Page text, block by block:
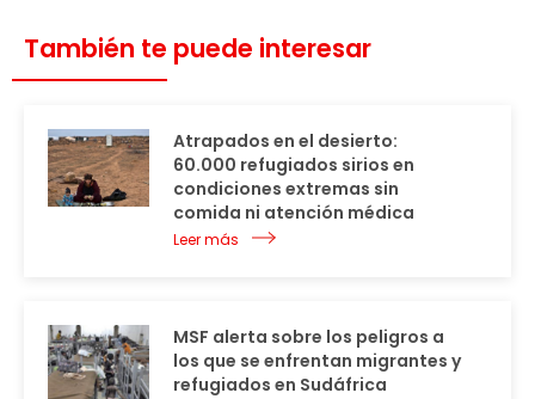
También te puede interesar
Atrapados en el desierto:
60.000 refugiados sirios en
condiciones extremas sin
comida ni atención médica
Leer más
MSF alerta sobre los peligros a
los que se enfrentan migrantes y
refugiados en Sudáfrica